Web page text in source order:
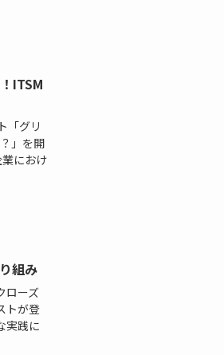
ITSM
「グリ
」を開
におけ
組み
ローズ
トが登
実践に